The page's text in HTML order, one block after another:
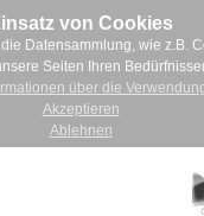
von Cookies
Datensammlung, wie
Seiten Ihren
über die
Akzeptieren
Ablehnen